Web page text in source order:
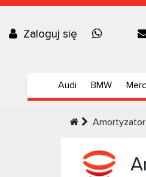
Zaloguj się
Audi BMW
Amortyzator